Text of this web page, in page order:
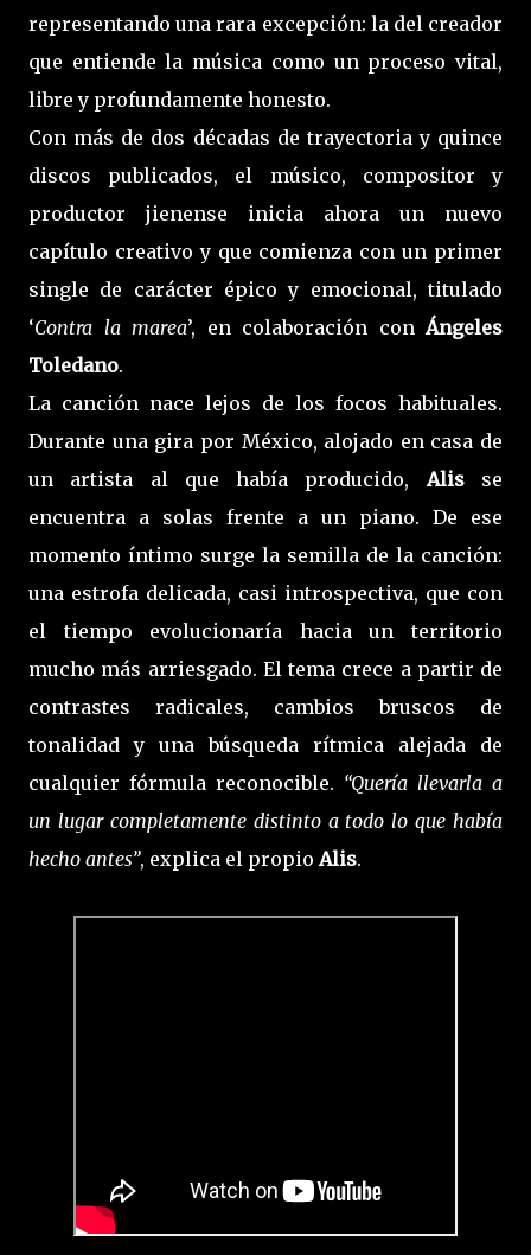
representando una rara excepción: la del creador
que entiende la música como un proceso vital,
libre y profundamente honesto.
Con más de dos décadas de trayectoria y quince
discos publicados, el músico, compositor y
productor jienense inicia ahora un nuevo
capítulo creativo y que comienza con un primer
single de carácter épico y emocional, titulado
‘Contra la marea’, en colaboración conÁngeles
Toledano.
La canción nace lejos de los focos habituales.
Durante una gira por México, alojado en casa de
un artista al que había producido,Alisse
encuentra a solas frente a un piano. De ese
momento íntimo surge la semilla de la canción:
una estrofa delicada, casi introspectiva, que con
el tiempo evolucionaría hacia un territorio
mucho más arriesgado. El tema crece a partir de
contrastes radicales, cambios bruscos de
tonalidad y una búsqueda rítmica alejada de
cualquier fórmula reconocible. “Quería llevarla a
un lugar completamente distinto a todo lo que había
hecho antes”, explica el propioAlis.